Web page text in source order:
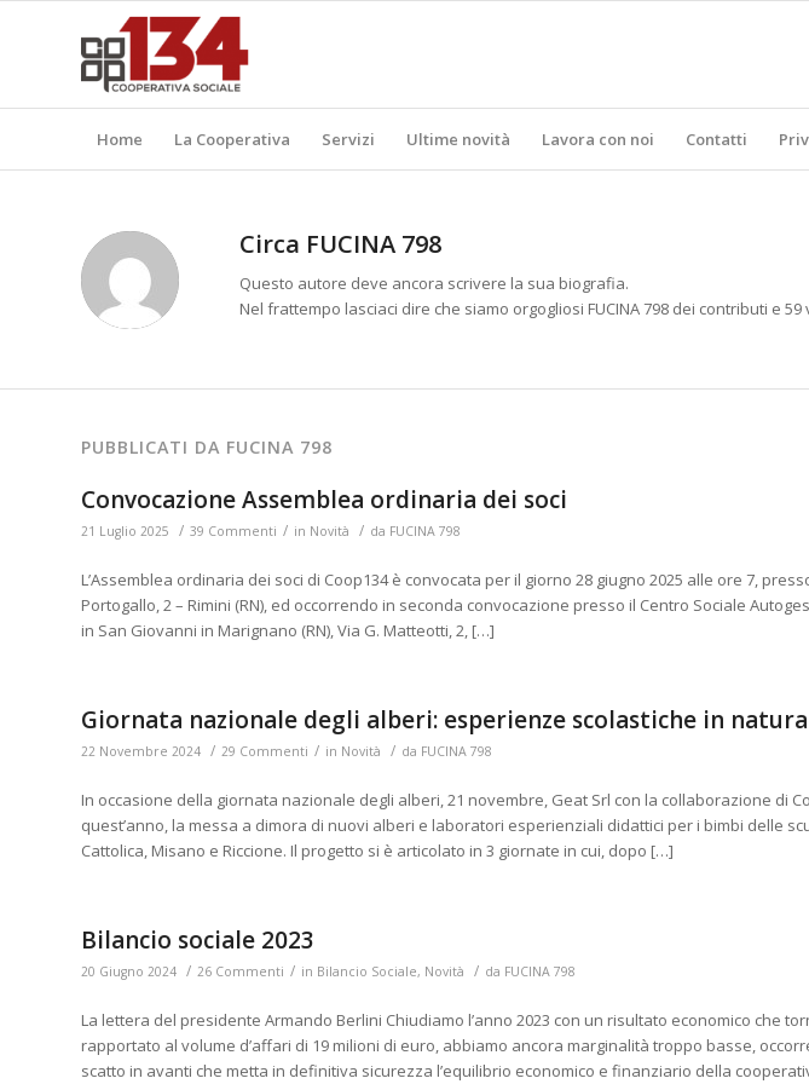
Home La Cooperativa Servizi Ultime novità Lavora con noi Contatti
Circa FUCINA 798
Questo autore deve ancora scrivere la sua biografia.
Nel frattempo lasciaci dire che siamo orgogliosi FUCINA 798 dei contributi e 59
PUBBLICATI DA FUCINA 798
Convocazione Assemblea ordinaria dei soci
21 Luglio 2025 / 39 Commenti / in Novità / da FUCINA 798
L’Assemblea ordinaria dei soci di Coop134 è convocata per il giorno 28 giugno 2025 alle ore 7,
Portogallo, 2 – Rimini (RN), ed occorrendo in seconda convocazione presso il Centro Sociale
in San Giovanni in Marignano (RN), Via G. Matteotti, 2, […]
Giornata nazionale degli alberi: esperienze scolastiche in
22 Novembre 2024 / 29 Commenti / in Novità / da FUCINA 798
In occasione della giornata nazionale degli alberi, 21 novembre, Geat Srl con la collaborazione di
quest’anno, la messa a dimora di nuovi alberi e laboratori esperienziali didattici per i bimbi delle
Cattolica, Misano e Riccione. Il progetto si è articolato in 3 giornate in cui, dopo […]
Bilancio sociale 2023
20 Giugno 2024 / 26 Commenti / in Bilancio Sociale, Novità / da FUCINA 798
La lettera del presidente Armando Berlini Chiudiamo lʼanno 2023 con un risultato economico che
rapportato al volume dʼaffari di 19 milioni di euro, abbiamo ancora marginalità troppo basse,
scatto in avanti che metta in definitiva sicurezza lʼequilibrio economico e finanziario della